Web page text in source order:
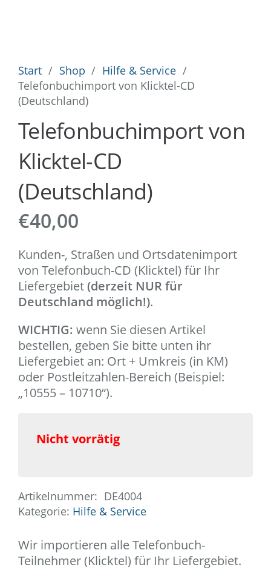
Start / Shop / Hilfe & Service /
Telefonbuchimport von Klicktel-CD
(Deutschland)
Telefonbuchimport von
Klicktel-CD
(Deutschland)
€40,00
Kunden-, Straßen und Ortsdatenimport
von Telefonbuch-CD (Klicktel) für Ihr
Liefergebiet(derzeit NUR für
Deutschland möglich!).
WICHTIG: wenn Sie diesen Artikel
bestellen, geben Sie bitte unten ihr
Liefergebiet an: Ort + Umkreis (in KM)
oder Postleitzahlen-Bereich (Beispiel:
„10555 – 10710“).
Nicht vorrätig
Artikelnummer: DE4004
Kategorie: Hilfe & Service
Wir importieren alle Telefonbuch-
Teilnehmer (Klicktel) für Ihr Liefergebiet.